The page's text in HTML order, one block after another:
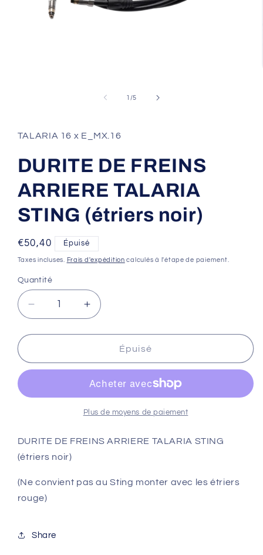
fenêtre
modale
1 /de
5
TALARIA 16 x E_MX.16
DURITE DE FREINS
ARRIERE TALARIA
STING (étriers noir)
Prix
habituel
€50,40 Épuisé
Taxes incluses. Frais d'expédition calculés à l'étape de paiement.
Quantité
Réduire
la
quantité
DURITE
DE
ARRIERE
(étriers
noir)
Augmenter
la
quantité
DURITE
FREINS
ARRIERE
TALARIA
(étriers
Épuisé
Plus de moyens de paiement
DURITE DE FREINS ARRIERE TALARIA STING
(étriers noir)
(Ne convient pas au Sting monter avec les étriers
rouge)
Share